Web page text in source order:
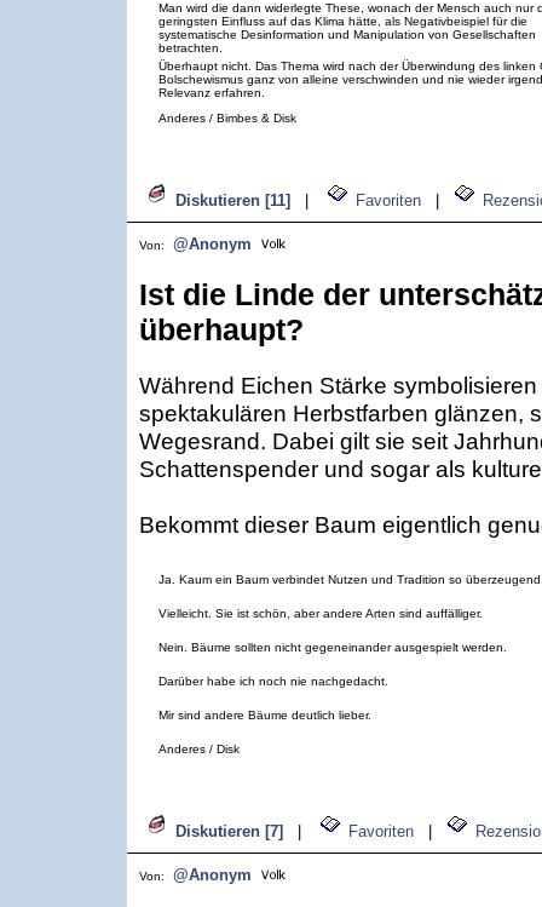
Man wird die dann widerlegte These, wonach der Mensch auch nur
geringsten Einfluss auf das Klima hätte, als Negativbeispiel für die
systematische Desinformation und Manipulation von Gesellschaften
betrachten.
Überhaupt nicht. Das Thema wird nach der Überwindung des linken
Bolschewismus ganz von alleine verschwinden und nie wieder
Relevanz erfahren.
Anderes / Bimbes & Disk
Diskutieren [11] Favoriten
Von: @Anonym
Ist die Linde der
überhaupt?
Während Eichen Stärke
spektakulären Herbstfarben glänzen,
Wegesrand. Dabei gilt sie seit
Schattenspender und sogar als
Bekommt dieser Baum eigentlich
Ja. Kaum ein Baum verbindet Nutzen und Tradition so
Vielleicht. Sie ist schön, aber andere Arten sind auffälliger.
Nein. Bäume sollten nicht gegeneinander ausgespielt werden.
Darüber habe ich noch nie nachgedacht.
Mir sind andere Bäume deutlich lieber.
Anderes / Disk
Diskutieren [7] Favoriten
Von: @Anonym